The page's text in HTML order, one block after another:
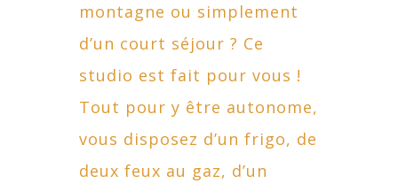
montagne ou simplement
d’un court séjour ? Ce
studio est fait pour vous !
Tout pour y être autonome,
vous disposez d’un frigo, de
deux feux au gaz, d’un